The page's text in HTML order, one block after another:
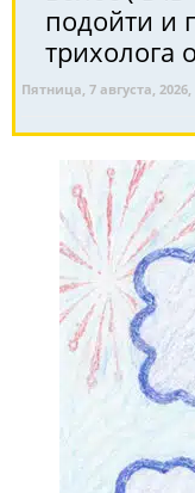
подойти и
трихолога
Пятница, 7 августа, 2026,